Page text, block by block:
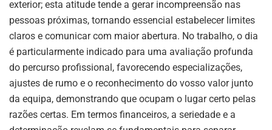
exterior; esta atitude tende a gerar incompreensão nas
pessoas próximas, tornando essencial estabelecer limites
claros e comunicar com maior abertura. No trabalho, o dia
é particularmente indicado para uma avaliação profunda
do percurso profissional, favorecendo especializações,
ajustes de rumo e o reconhecimento do vosso valor junto
da equipa, demonstrando que ocupam o lugar certo pelas
razões certas. Em termos financeiros, a seriedade e a